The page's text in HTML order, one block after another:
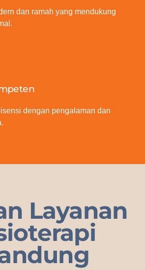
dan ramah yang mendukung
dengan pengalaman dan
Layanan